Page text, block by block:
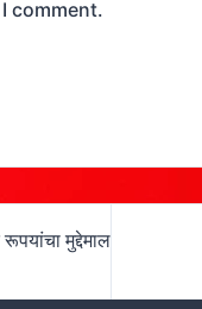
comment.
मुद्देमाल